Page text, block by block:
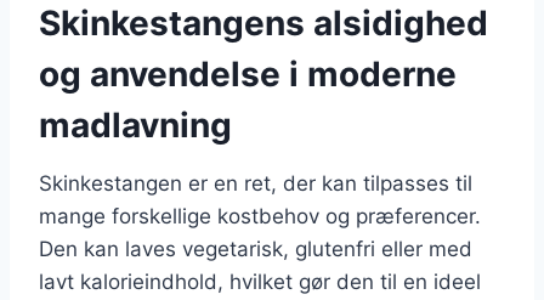
Skinkestangens alsidighed
og anvendelse i moderne
madlavning
Skinkestangen er en ret, der kan tilpasses til
mange forskellige kostbehov og præferencer.
Den kan laves vegetarisk, glutenfri eller med
lavt kalorieindhold, hvilket gør den til en ideel